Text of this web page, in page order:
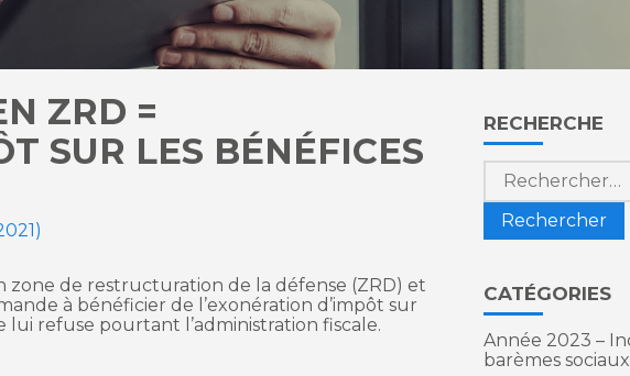
ZRD =
SUR LES BÉNÉFICES
zone de restructuration de la défense (ZRD) et
à bénéficier de l’exonération d’impôt sur
lui refuse pourtant l’administration fiscale.
Blog
sidebar
RECHERCHE
Rechercher :
CATÉGORIES
Année 2023 –
barèmes sociaux